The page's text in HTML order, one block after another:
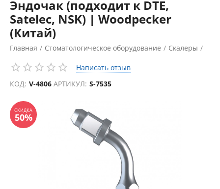
Эндочак (подходит к DTE,
Satelec, NSK) | Woodpecker
(Китай)
Главная / Стоматологическое оборудование / Скалеры /
Насадки для скалеров /
Написать отзыв
КОД: V-4806 АРТИКУЛ: S-7535
СКИДКА
50%